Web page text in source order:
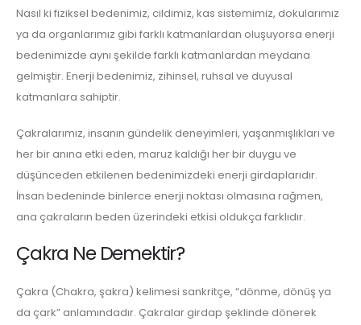
Nasıl ki fiziksel bedenimiz, cildimiz, kas sistemimiz, dokularımız
ya da organlarımız gibi farklı katmanlardan oluşuyorsa enerji
bedenimizde aynı şekilde farklı katmanlardan meydana
gelmiştir. Enerji bedenimiz, zihinsel, ruhsal ve duyusal
katmanlara sahiptir.
Çakralarımız, insanın gündelik deneyimleri, yaşanmışlıkları ve
her bir anına etki eden, maruz kaldığı her bir duygu ve
düşünceden etkilenen bedenimizdeki enerji girdaplarıdır.
İnsan bedeninde binlerce enerji noktası olmasına rağmen,
ana çakraların beden üzerindeki etkisi oldukça farklıdır.
Çakra Ne Demektir?
Çakra (Chakra, şakra) kelimesi sankritçe, “dönme, dönüş ya
da çark” anlamındadır. Çakralar girdap şeklinde dönerek